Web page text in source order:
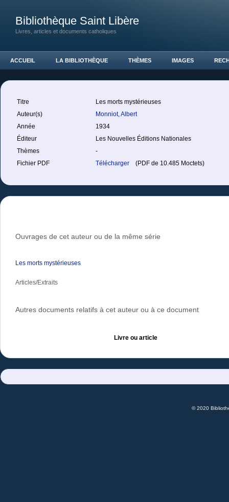
Bibliothèque Saint Libère
Livres, articles et documents catholiques
ACCUEIL LA BIBLIOTHÈQUE THÈMES IMAGES
Titre
Les morts mystérieuses
Auteur(s)
Monniot, Albert
Année
1934
Éditeur
Les Nouvelles Éditions Nationales
Thèmes
-
Fichier PDF
Télécharger (PDF de 10.485 Moctets)
Ouvrages de cet auteur ou de la même série
Les morts mystérieuses
Articles/Extraits
Autres documents relatifs à cet auteur ou à ce document
Livre ou article
© 2020